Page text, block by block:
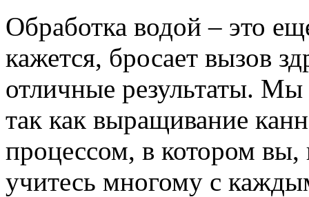
Обработка водой – это
кажется, бросает вызов
отличные результаты.
так как выращивание
процессом, в котором вы,
учитесь многому с